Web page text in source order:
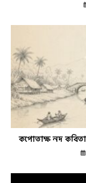
কপোতাক্ষ নদ কবিতা